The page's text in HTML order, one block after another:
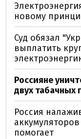
новому
Суд обязал
выплатить
Россияне
двух табачных
Россия
помогает